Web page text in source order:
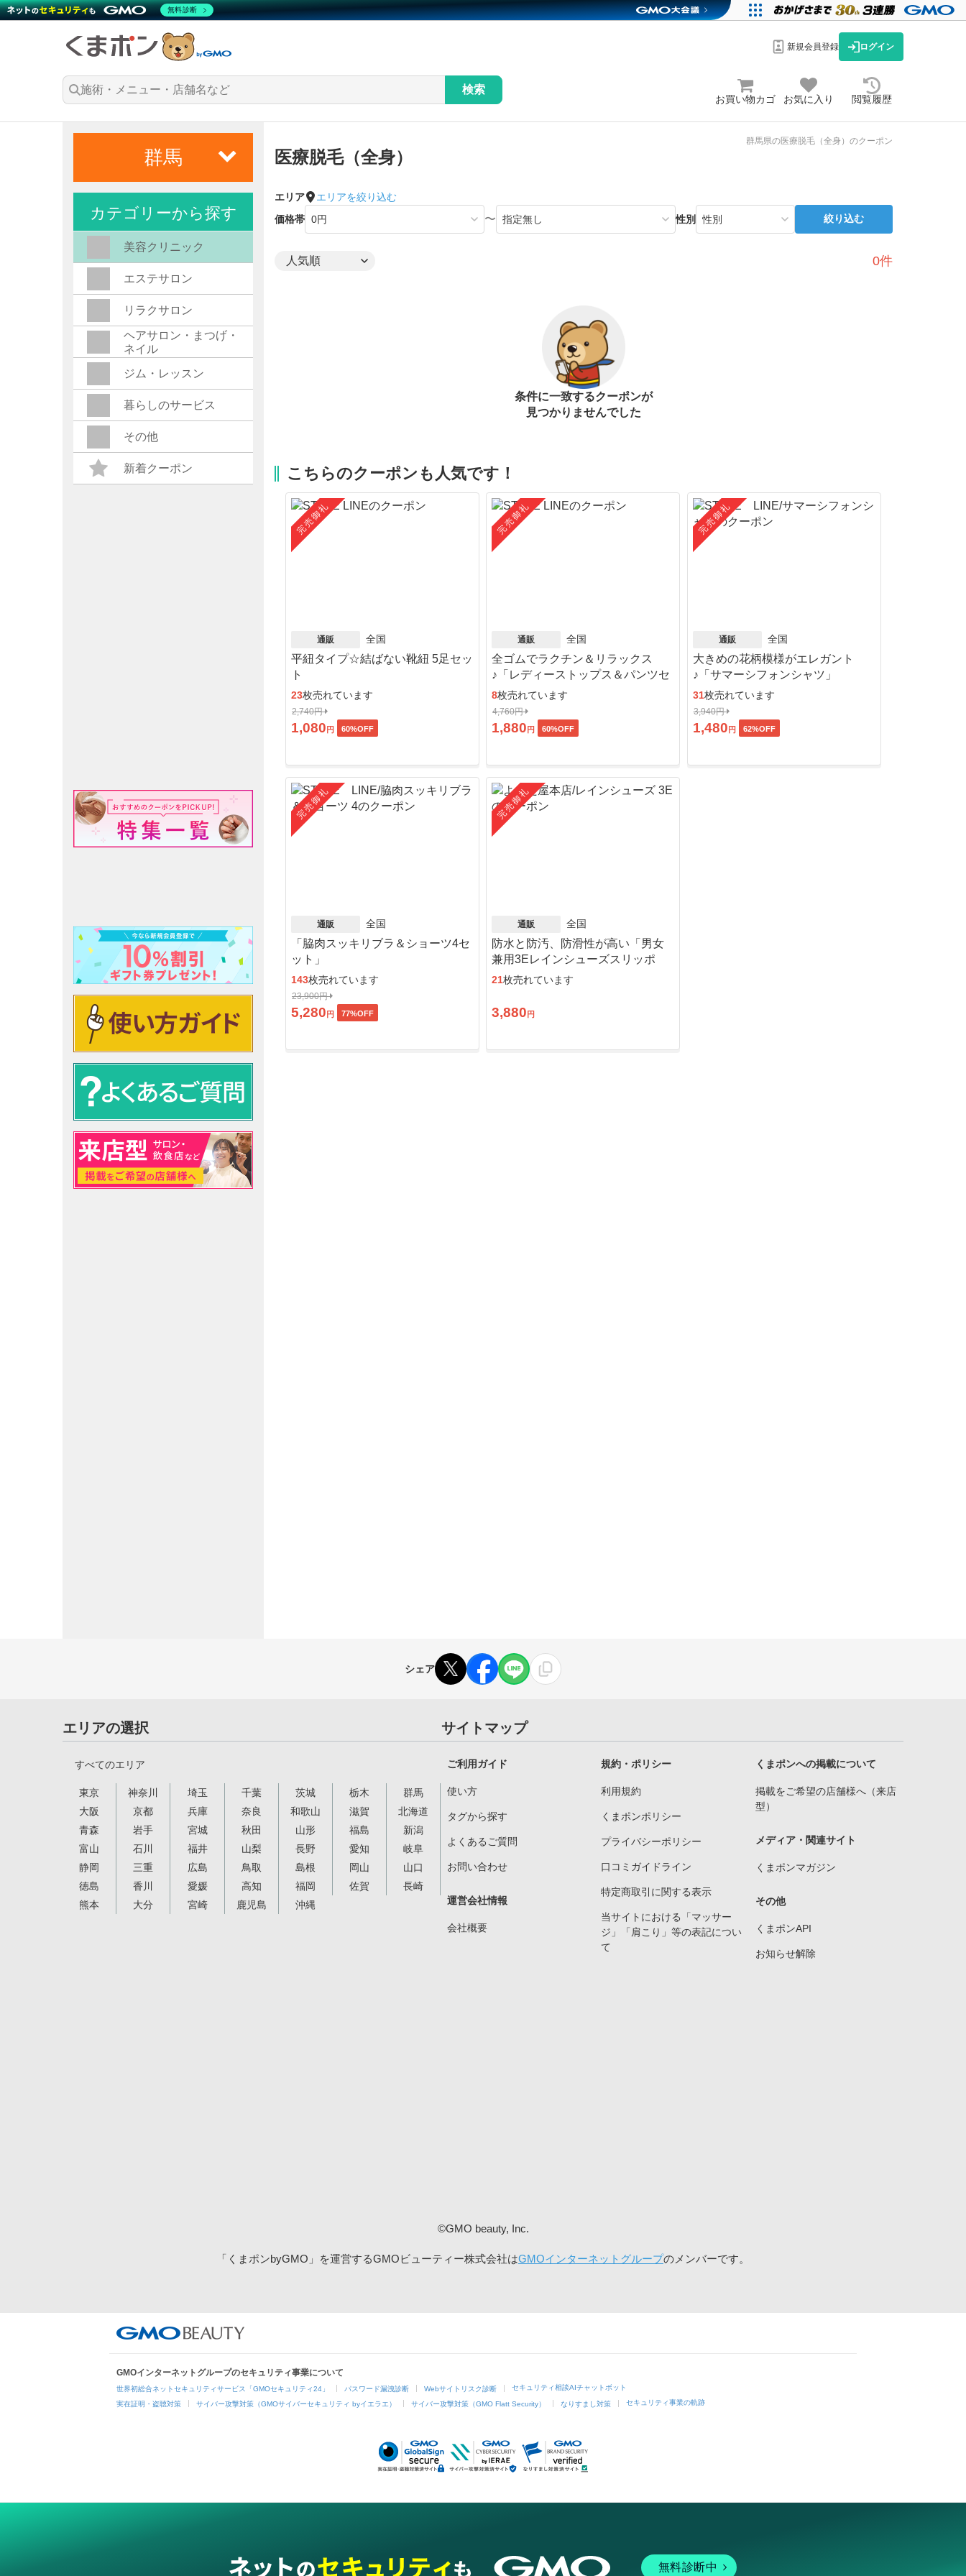
新規会員登録 ログイン
検索
お買い物カゴ お気に入り 閲覧履歴
群馬県の医療脱毛（全身）のクーポン
医療脱毛（全身）
エリア
エリアを絞り込む
価格帯
〜 性別 絞り込む
0件
条件に一致するクーポンが
見つかりませんでした
こちらのクーポンも人気です！
完売御礼
通販 全国
平紐タイプ☆結ばない靴紐 5足セッ
ト
23枚売れています
2,740円
1,080 円 60%OFF
完売御礼
通販 全国
全ゴムでラクチン＆リラックス
♪「レディーストップス＆パンツセ
ット」
8枚売れています
4,760円
1,880 円 60%OFF
完売御礼
通販 全国
大きめの花柄模様がエレガント
♪「サマーシフォンシャツ」
31枚売れています
3,940円
1,480 円 62%OFF
完売御礼
通販 全国
「脇肉スッキリブラ＆ショーツ4セ
ット」
143枚売れています
23,900円
5,280 円 77%OFF
完売御礼
通販 全国
防水と防汚、防滑性が高い「男女
兼用3Eレインシューズスリッポ
ン」
21枚売れています
3,880 円
群馬
カテゴリーから探す
美容クリニック
エステサロン
リラクサロン
ヘアサロン・まつげ・
ネイル
ジム・レッスン
暮らしのサービス
その他
新着クーポン
シェア
エリアの選択
すべてのエリア
東京 神奈川 埼玉 千葉 茨城 栃木
群馬
大阪
京都 兵庫 奈良 和歌山 滋賀
北海道
青森
岩手 宮城 秋田 山形 福島
新潟
富山
石川 福井 山梨 長野 愛知
岐阜
静岡
三重 広島 鳥取 島根 岡山
山口
徳島
香川 愛媛 高知 福岡 佐賀
長崎
熊本
大分 宮崎 鹿児島 沖縄
サイトマップ
ご利用ガイド
使い方
タグから探す
よくあるご質問
お問い合わせ
運営会社情報
会社概要
規約・ポリシー
利用規約
くまポンポリシー
プライバシーポリシー
口コミガイドライン
特定商取引に関する表示
当サイトにおける「マッサー
ジ」「肩こり」等の表記につい
て
くまポンへの掲載について
掲載をご希望の店舗様へ（来店
型）
メディア・関連サイト
くまポンマガジン
その他
くまポンAPI
お知らせ解除
©GMO beauty, Inc.
「くまポンbyGMO」を運営するGMOビューティー株式会社はGMOインターネットグループのメンバーです。
GMOインターネットグループのセキュリティ事業について
世界初総合ネットセキュリティサービス「GMOセキュリティ24」 パスワード漏洩診断 Webサイトリスク診断 セキュリティ相談AIチャットボット
実在証明・盗聴対策 サイバー攻撃対策（GMOサイバーセキュリティ byイエラエ） サイバー攻撃対策（GMO Flatt Security） なりすまし対策 セキュリティ事業の軌跡
無料診断中
無料診断